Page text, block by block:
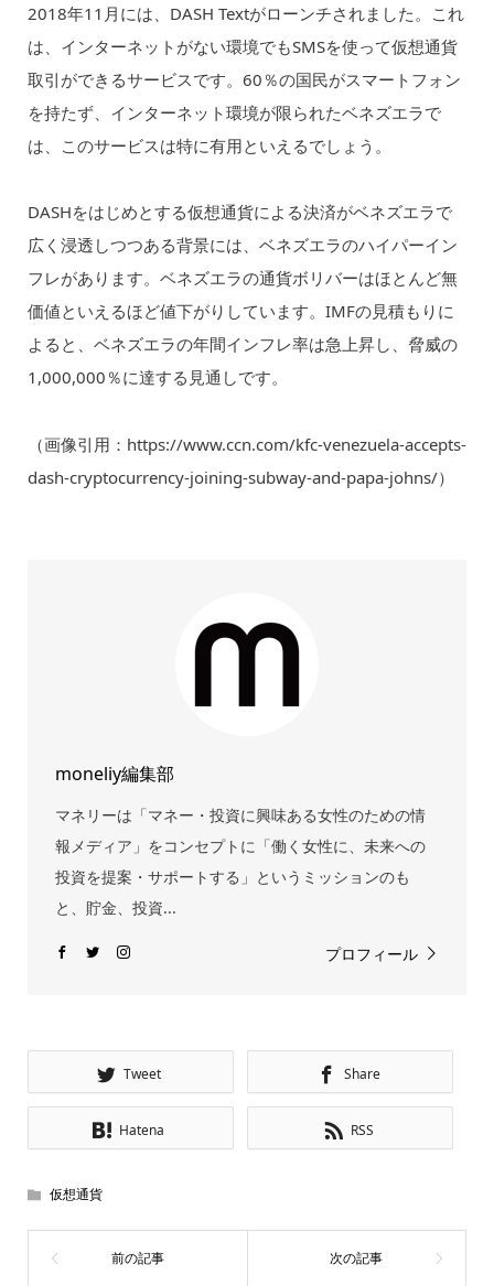
2018年11月には、DASH Textがローンチされました。これ
は、インターネットがない環境でもSMSを使って仮想通貨
取引ができるサービスです。60％の国民がスマートフォン
を持たず、インターネット環境が限られたベネズエラで
は、このサービスは特に有用といえるでしょう。
DASHをはじめとする仮想通貨による決済がベネズエラで
広く浸透しつつある背景には、ベネズエラのハイパーイン
フレがあります。ベネズエラの通貨ボリバーはほとんど無
価値といえるほど値下がりしています。IMFの見積もりに
よると、ベネズエラの年間インフレ率は急上昇し、脅威の
1,000,000％に達する見通しです。
（画像引用：https://www.ccn.com/kfc-venezuela-accepts-
dash-cryptocurrency-joining-subway-and-papa-johns/）
moneliy編集部
マネリーは「マネー・投資に興味ある女性のための情
報メディア」をコンセプトに「働く女性に、未来への
投資を提案・サポートする」というミッションのも
と、貯金、投資...
プロフィール
Tweet Share
Hatena RSS
仮想通貨